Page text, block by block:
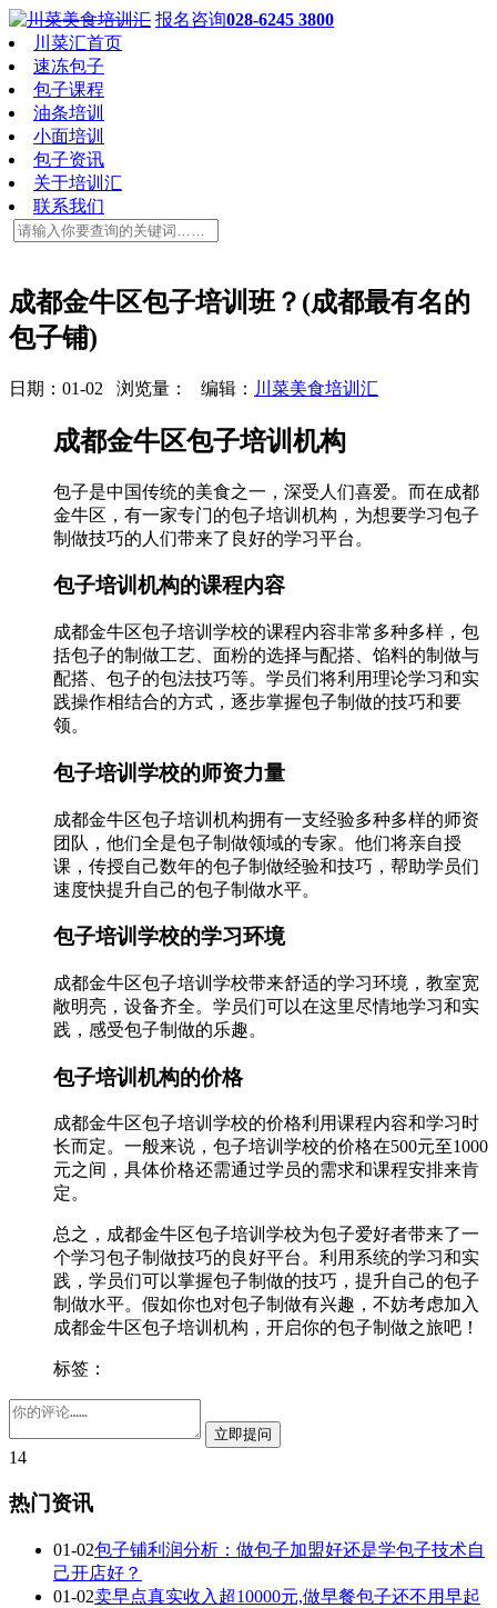
报名咨询028-6245 3800
川菜汇首页
速冻包子
包子课程
油条培训
小面培训
包子资讯
关于培训汇
联系我们
成都金牛区包子培训班？(成都最有名的
包子铺)
日期：01-02 浏览量： 编辑： 川菜美食培训汇
成都金牛区包子培训机构
包子是中国传统的美食之一，深受人们喜爱。而在成都
金牛区，有一家专门的包子培训机构，为想要学习包子
制做技巧的人们带来了良好的学习平台。
包子培训机构的课程内容
成都金牛区包子培训学校的课程内容非常多种多样，包
括包子的制做工艺、面粉的选择与配搭、馅料的制做与
配搭、包子的包法技巧等。学员们将利用理论学习和实
践操作相结合的方式，逐步掌握包子制做的技巧和要
领。
包子培训学校的师资力量
成都金牛区包子培训机构拥有一支经验多种多样的师资
团队，他们全是包子制做领域的专家。他们将亲自授
课，传授自己数年的包子制做经验和技巧，帮助学员们
速度快提升自己的包子制做水平。
包子培训学校的学习环境
成都金牛区包子培训学校带来舒适的学习环境，教室宽
敞明亮，设备齐全。学员们可以在这里尽情地学习和实
践，感受包子制做的乐趣。
包子培训机构的价格
成都金牛区包子培训学校的价格利用课程内容和学习时
长而定。一般来说，包子培训学校的价格在500元至1000
元之间，具体价格还需通过学员的需求和课程安排来肯
定。
总之，成都金牛区包子培训学校为包子爱好者带来了一
个学习包子制做技巧的良好平台。利用系统的学习和实
践，学员们可以掌握包子制做的技巧，提升自己的包子
制做水平。假如你也对包子制做有兴趣，不妨考虑加入
成都金牛区包子培训机构，开启你的包子制做之旅吧！
标签：
14
热门资讯
01-02包子铺利润分析：做包子加盟好还是学包子技术自
己开店好？
01-02卖早点真实收入超10000元,做早餐包子还不用早起